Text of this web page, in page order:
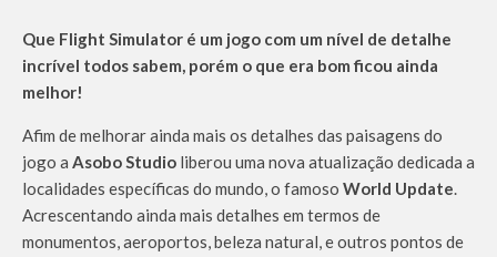
Que Flight Simulator é um jogo com um nível de detalhe
incrível todos sabem, porém o que era bom ficou ainda
melhor!
Afim de melhorar ainda mais os detalhes das paisagens do
jogo a Asobo Studio liberou uma nova atualização dedicada a
localidades específicas do mundo, o famoso World Update.
Acrescentando ainda mais detalhes em termos de
monumentos, aeroportos, beleza natural, e outros pontos de